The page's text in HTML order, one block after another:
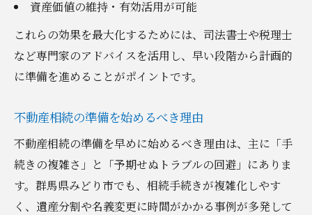
資産価値の維持・有効活用が可能
これらの効果を最大化するためには、司法書士や税理士
など専門家のアドバイスを活用し、早い段階から計画的
に準備を進めることがポイントです。
不動産相続の準備を始めるべき理由
不動産相続の準備を早めに始めるべき理由は、主に「手
続きの複雑さ」と「予期せぬトラブルの回避」にありま
す。群馬県みどり市でも、相続手続きが複雑化しやす
く、遺産分割や名義変更に時間がかかる事例が多発して